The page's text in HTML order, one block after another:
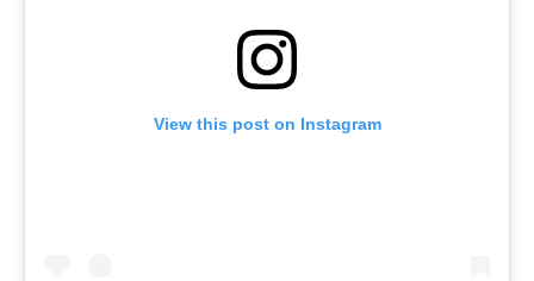
View this post on Instagram